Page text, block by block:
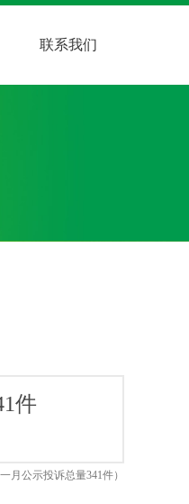
联系我们
件
月公示投诉总量341件）